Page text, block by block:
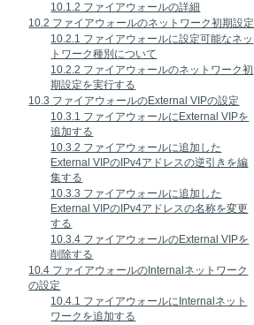
10.1.2 ファイアウォールの詳細
10.2 ファイアウォールのネットワーク初期設定
10.2.1 ファイアウォールに設定可能なネッ
トワーク種別について
10.2.2 ファイアウォールのネットワーク初
期設定を実行する
10.3 ファイアウォールのExternal VIPの設定
10.3.1 ファイアウォールにExternal VIPを
追加する
10.3.2 ファイアウォールに追加した
External VIPのIPv4アドレスの逆引きを編
集する
10.3.3 ファイアウォールに追加した
External VIPのIPv4アドレスの名称を変更
する
10.3.4 ファイアウォールのExternal VIPを
削除する
10.4 ファイアウォールのInternalネットワーク
の設定
10.4.1 ファイアウォールにInternalネット
ワークを追加する